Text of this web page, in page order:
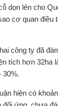
dọn lên cho
cơ quan điều
công ty đã
tích hơn 32ha
30%.
hiện có